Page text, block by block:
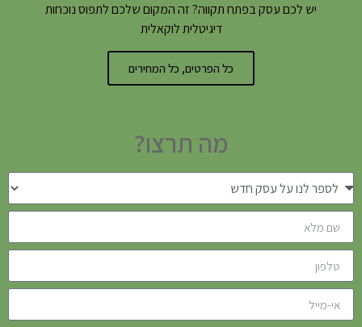
יש לכם עסק בפתח תקווה? זה המקום שלכם לתפוס נוכחות
דיגיטלית לוקאלית
כל הפרטים, כל המחירים
מה תרצו?